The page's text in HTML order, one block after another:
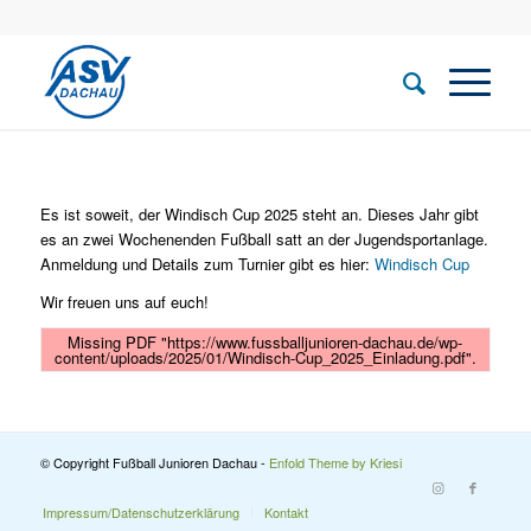
Es ist soweit, der Windisch Cup 2025 steht an. Dieses Jahr gibt
es an zwei Wochenenden Fußball satt an der Jugendsportanlage.
Anmeldung und Details zum Turnier gibt es hier: Windisch Cup
Wir freuen uns auf euch!
Missing PDF "https://www.fussballjunioren-dachau.de/wp-
content/uploads/2025/01/Windisch-Cup_2025_Einladung.pdf".
© Copyright Fußball Junioren Dachau - Enfold Theme by Kriesi
Impressum/Datenschutzerklärung Kontakt